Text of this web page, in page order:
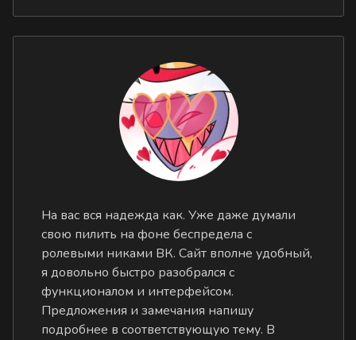
На вас вся надежда как. Уже даже думали
свою пилить на фоне беспредела с
ролевыми никами ВК. Сайт вполне удобный,
я довольно быстро разобрался с
функционалом и интерфейсом.
Предложения и замечания напишу
подробнее в соответствующую тему. В